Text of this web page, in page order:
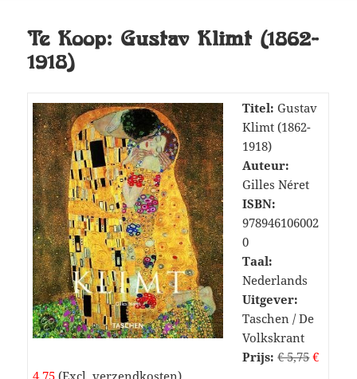
Te Koop: Gustav Klimt (1862-
1918)
Titel: Gustav
Klimt (1862-
1918)
Auteur:
Gilles Néret
ISBN:
978946106002
0
Taal:
Nederlands
Uitgever:
Taschen / De
Volkskrant
Prijs: € 5,75 €